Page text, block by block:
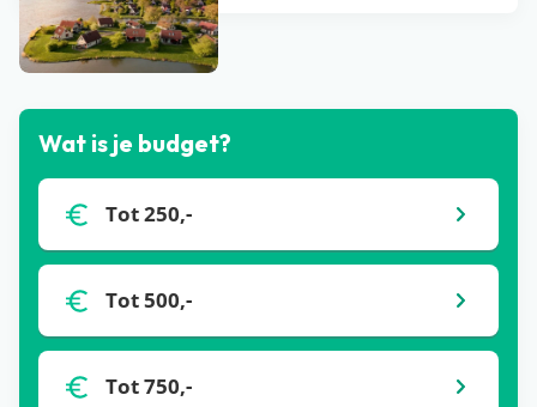
Bekijk alle blogs
Wat is je budget?
Tot 250,-
Tot 500,-
Tot 750,-